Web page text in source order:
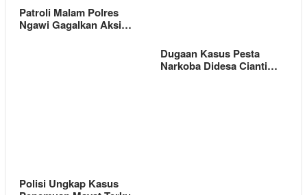
Patroli Malam Polres
Ngawi Gagalkan Aksi…
Dugaan Kasus Pesta
Narkoba Didesa Cianti…
Polisi Ungkap Kasus